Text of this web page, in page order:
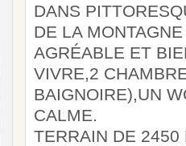
DANS
DE LA
AGRÉABLE ET
VIVRE,2
BAIGNOIRE),UN
CALME.
TERRAIN DE 2450